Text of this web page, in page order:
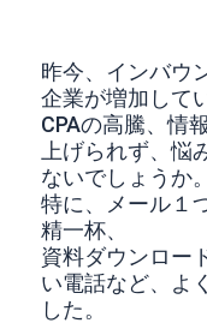
昨今、インバウ
企業が増加して
CPAの高騰、情
上げられず、悩
ないでしょうか。
特に、メール１
精一杯、
資料ダウンロー
い電話など、よ
した。